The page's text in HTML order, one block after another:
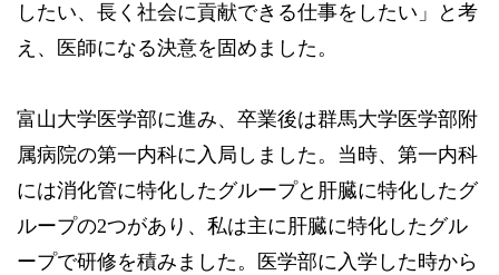
したい、長く社会に貢献できる仕事をしたい」と考
え、医師になる決意を固めました。
富山大学医学部に進み、卒業後は群馬大学医学部附
属病院の第一内科に入局しました。当時、第一内科
には消化管に特化したグループと肝臓に特化したグ
ループの2つがあり、私は主に肝臓に特化したグル
ープで研修を積みました。医学部に入学した時から